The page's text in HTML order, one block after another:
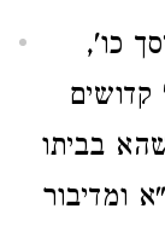
כו',
בביתו
ומדיבור